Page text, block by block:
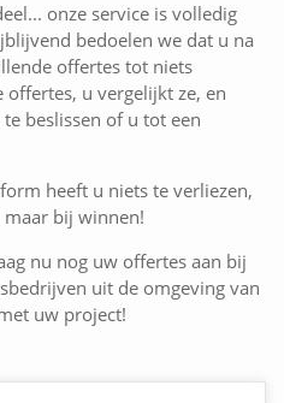
onze service is volledig
bedoelen we dat u na
offertes tot niets
u vergelijkt ze, en
beslissen of u tot een
heeft u niets te verliezen,
maar bij winnen!
nu nog uw offertes aan bij
uit de omgeving van
uw project!